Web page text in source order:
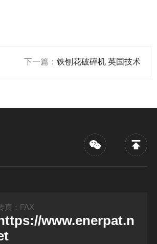
下一篇： 铁刨花破碎机 英国技术
真：FAX
www.enerpat.n